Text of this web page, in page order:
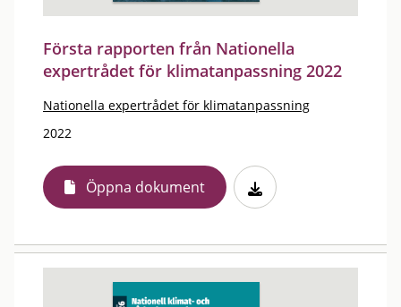
Första rapporten från Nationella
expertrådet för klimatanpassning 2022
Nationella expertrådet för klimatanpassning
2022
Öppna dokument